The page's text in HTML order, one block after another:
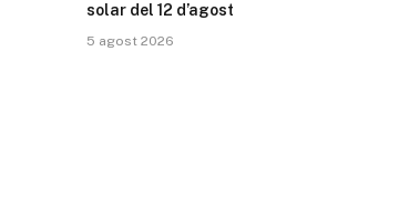
solar del 12 d’agost
5 agost 2026